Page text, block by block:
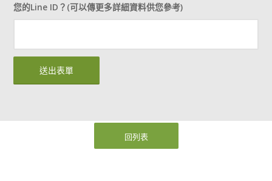
您的Line ID？(可以傳更多詳細資料供您參考)
回列表